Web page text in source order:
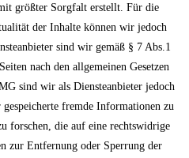
größter Sorgfalt erstellt. Für die
der Inhalte können wir jedoch
sind wir gemäß § 7 Abs.1
nach den allgemeinen Gesetzen
sind wir als Diensteanbieter jedoch
fremde Informationen zu
forschen, die auf eine rechtswidrige
zur Entfernung oder Sperrung der